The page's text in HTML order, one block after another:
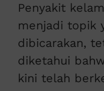
Penyakit
menjadi topik
dibicarakan,
diketahui
kini telah